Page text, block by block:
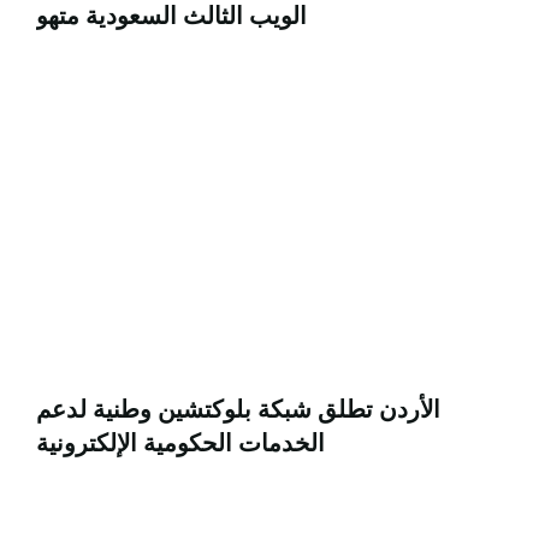
الويب الثالث السعودية متهو
الأردن تطلق شبكة بلوكتشين وطنية لدعم
الخدمات الحكومية الإلكترونية